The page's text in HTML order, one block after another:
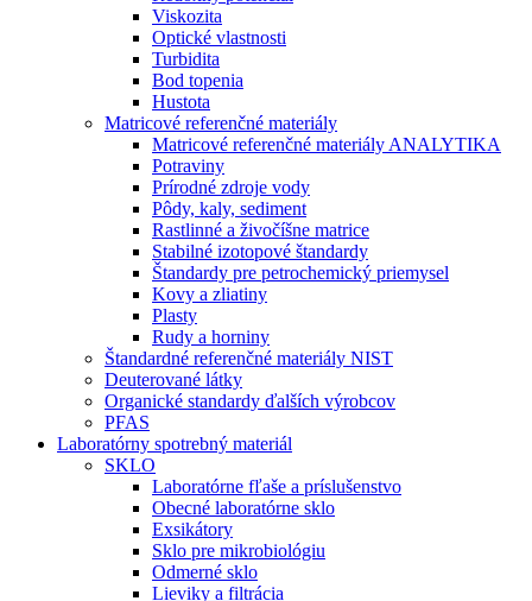
Viskozita
Optické vlastnosti
Turbidita
Bod topenia
Hustota
Matricové referenčné materiály
Matricové referenčné materiály ANALYTIKA
Potraviny
Prírodné zdroje vody
Pôdy, kaly, sediment
Rastlinné a živočíšne matrice
Stabilné izotopové štandardy
Štandardy pre petrochemický priemysel
Kovy a zliatiny
Plasty
Rudy a horniny
Štandardné referenčné materiály NIST
Deuterované látky
Organické standardy ďalších výrobcov
PFAS
Laboratórny spotrebný materiál
SKLO
Laboratórne fľaše a príslušenstvo
Obecné laboratórne sklo
Exsikátory
Sklo pre mikrobiológiu
Odmerné sklo
Lieviky a filtrácia